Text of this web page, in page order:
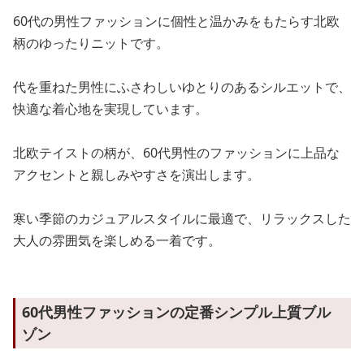
60代の男性ファッションに個性と温かみをもたらす北欧
柄のゆったりニットです。
代を重ねた男性にふさわしいゆとりのあるシルエットで、
快適な着心地を実現しています。
北欧テイストの柄が、60代男性のファッションに上品な
アクセントと親しみやすさを演出します。
寒い季節のカジュアルスタイルに最適で、リラックスした
大人の雰囲気を楽しめる一着です。
60代男性ファッションの定番シンプル上質ブル
ゾン